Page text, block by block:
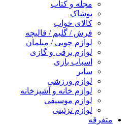
مجله و کتاب
پوشاک
کالای خواب
فرش / گلیم / قالیچه
لوازم چوبی / مبلمان
لوازم برقی و گازی
اسباب بازی
سایر
لوازم ورزشی
لوازم خانه و آشپزخانه
لوازم موسیقی
لوازم تزئینی
متفرقه